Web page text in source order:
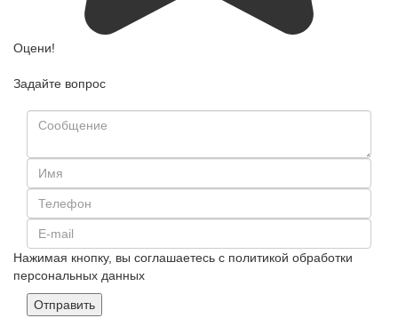
Оцени!
Задайте вопрос
Нажимая кнопку, вы соглашаетесь с политикой обработки
персональных данных
Отправить